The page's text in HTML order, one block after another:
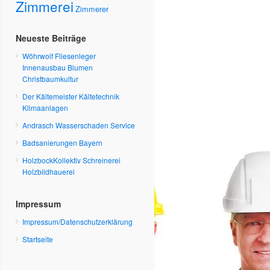
Zimmerei Zimmerer
Neueste Beiträge
Wöhrwolf Fliesenleger
Innenausbau Blumen
Christbaumkultur
Der Kältemeister Kältetechnik
Klimaanlagen
Andrasch Wasserschaden Service
Badsanierungen Bayern
HolzbockKollektiv Schreinerei
Holzbildhauerei
Impressum
Impressum/Datenschutzerklärung
Startseite